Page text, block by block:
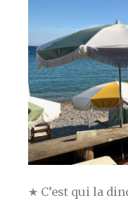
★ C’est qui la